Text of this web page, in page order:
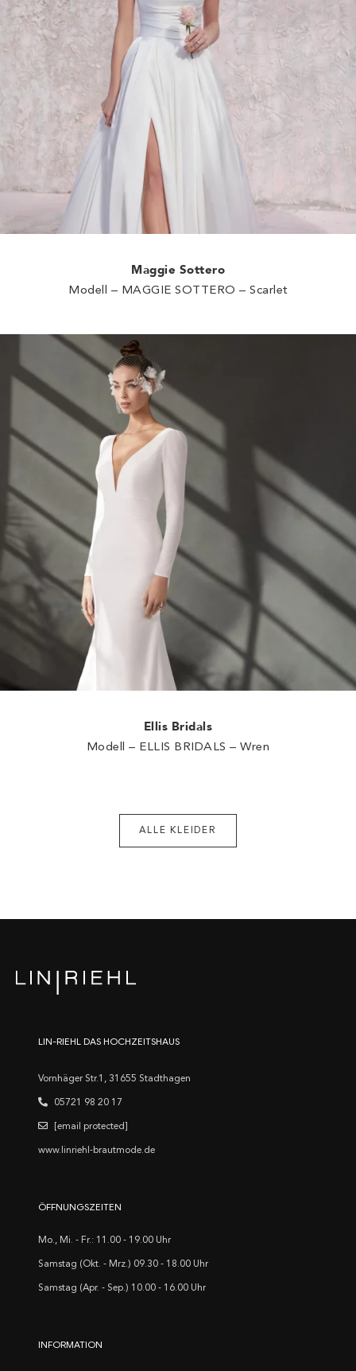
Maggie Sottero
Modell – MAGGIE SOTTERO – Scarlet
Ellis Bridals
Modell – ELLIS BRIDALS – Wren
ALLE KLEIDER
LIN-RIEHL DAS HOCHZEITSHAUS
Vornhäger Str.1, 31655 Stadthagen
05721 98 20 17
[email protected]
www.linriehl-brautmode.de
ÖFFNUNGSZEITEN
Mo., Mi. - Fr.: 11.00 - 19.00 Uhr
Samstag (Okt. - Mrz.) 09.30 - 18.00 Uhr
Samstag (Apr. - Sep.) 10.00 - 16.00 Uhr
INFORMATION